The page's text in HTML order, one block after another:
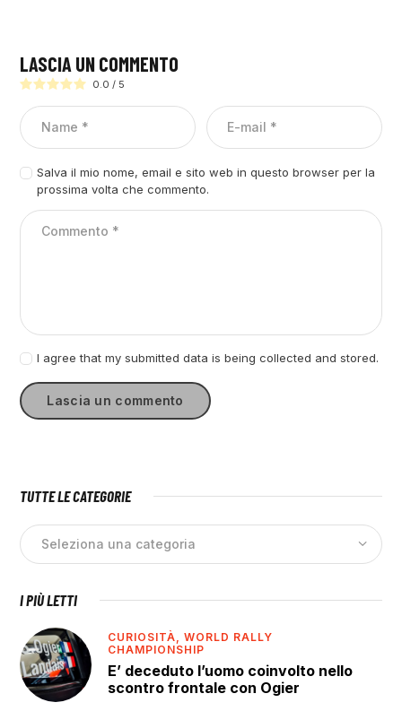
LASCIA UN COMMENTO
0.0 / 5
Salva il mio nome, email e sito web in questo browser per la
prossima volta che commento.
I agree that my submitted data is being collected and stored.
TUTTE LE CATEGORIE
I PIÙ LETTI
CURIOSITÀ,WORLD RALLY
CHAMPIONSHIP
E’ deceduto l’uomo coinvolto nello
scontro frontale con Ogier